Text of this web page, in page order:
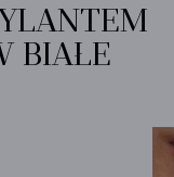
BIAŁE